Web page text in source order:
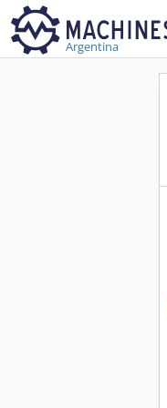
Argentina